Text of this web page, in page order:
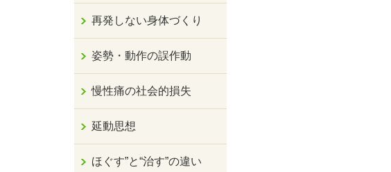
再発しない身体づくり
姿勢・動作の誤作動
慢性痛の社会的損失
延動思想
ほぐす”と“治す”の違い